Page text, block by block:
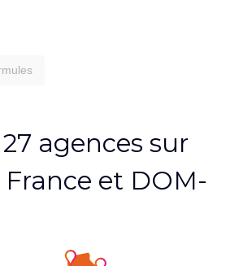
agences sur
et DOM-